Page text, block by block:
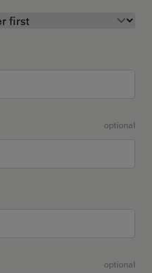
optional
optional